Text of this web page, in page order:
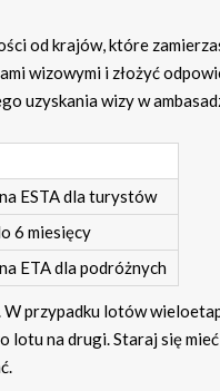
od krajów, które
wizowymi i złożyć
uzyskania wizy w
ESTA dla turystów
6 miesięcy
ETA dla podróżnych
W przypadku lotów
lotu na drugi. Staraj się